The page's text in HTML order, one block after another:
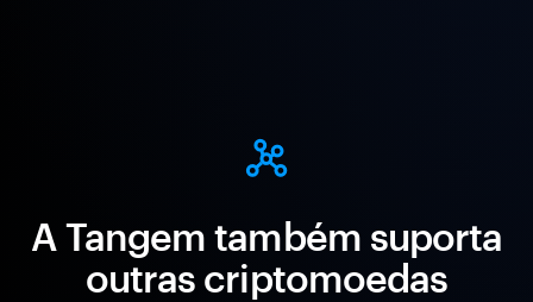
A Tangem também suporta
outras criptomoedas